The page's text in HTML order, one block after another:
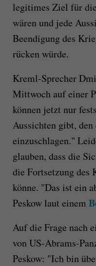
legitimes Ziel für
wären und jede
Beendigung des
rücken würde.
Kreml-Sprecher
Mittwoch auf einer
können jetzt nur
Aussichten gibt,
einzuschlagen."
glauben, dass die
die Fortsetzung des
könne. "Das ist ein
Peskow laut einem
Auf die Frage nach
von US-Abrams-
Peskow: "Ich bin